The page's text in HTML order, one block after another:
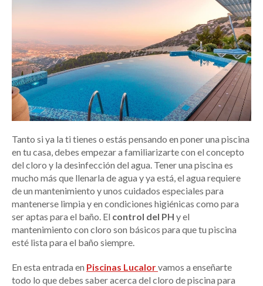
Tanto si ya la ti tienes o estás pensando en poner una piscina
en tu casa, debes empezar a familiarizarte con el concepto
del cloro y la desinfección del agua. Tener una piscina es
mucho más que llenarla de agua y ya está, el agua requiere
de un mantenimiento y unos cuidados especiales para
mantenerse limpia y en condiciones higiénicas como para
ser aptas para el baño. El control del PH y el
mantenimiento con cloro son básicos para que tu piscina
esté lista para el baño siempre.
En esta entrada en Piscinas Lucalorvamos a enseñarte
todo lo que debes saber acerca del cloro de piscina para